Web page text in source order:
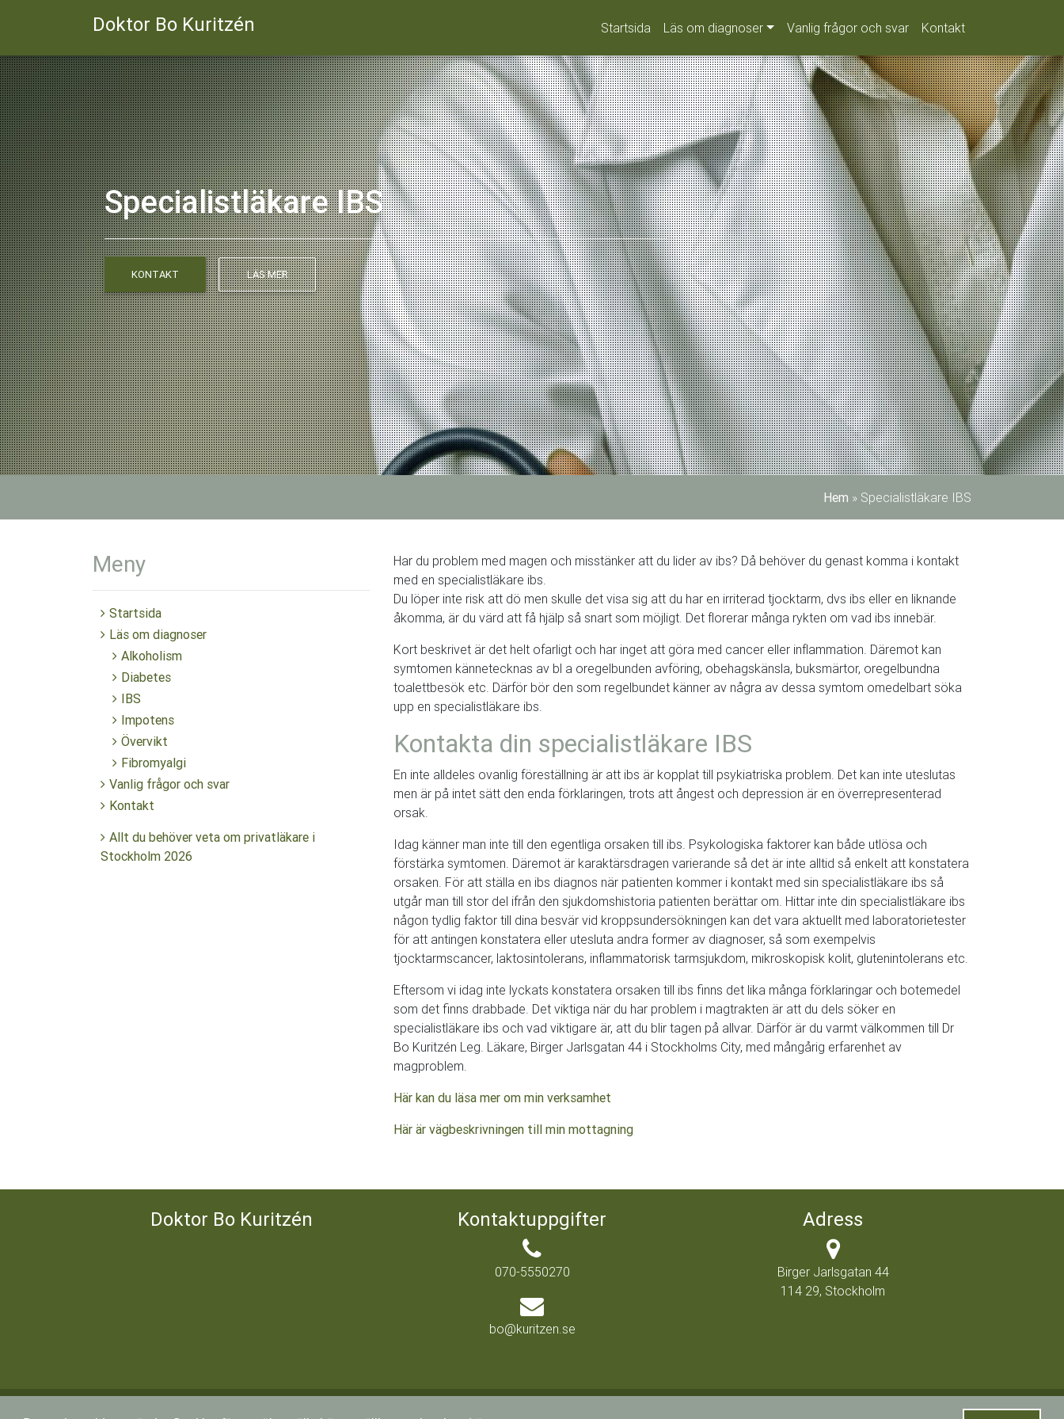
Doktor Bo Kuritzén Startsida Läs om diagnoser Vanlig frågor och svar Kontakt
Specialistläkare IBS
KONTAKT LÄS MER
Hem » Specialistläkare IBS
Meny
Startsida
Läs om diagnoser
Alkoholism
Diabetes
IBS
Impotens
Övervikt
Fibromyalgi
Vanlig frågor och svar
Kontakt
Allt du behöver veta om privatläkare i
Stockholm 2026
Har du problem med magen och misstänker att du lider av ibs? Då behöver du genast komma i kontakt
med en specialistläkare ibs.
Du löper inte risk att dö men skulle det visa sig att du har en irriterad tjocktarm, dvs ibs eller en liknande
åkomma, är du värd att få hjälp så snart som möjligt. Det florerar många rykten om vad ibs innebär.
Kort beskrivet är det helt ofarligt och har inget att göra med cancer eller inflammation. Däremot kan
symtomen kännetecknas av bl a oregelbunden avföring, obehagskänsla, buksmärtor, oregelbundna
toalettbesök etc. Därför bör den som regelbundet känner av några av dessa symtom omedelbart söka
upp en specialistläkare ibs.
Kontakta din specialistläkare IBS
En inte alldeles ovanlig föreställning är att ibs är kopplat till psykiatriska problem. Det kan inte uteslutas
men är på intet sätt den enda förklaringen, trots att ångest och depression är en överrepresenterad
orsak.
Idag känner man inte till den egentliga orsaken till ibs. Psykologiska faktorer kan både utlösa och
förstärka symtomen. Däremot är karaktärsdragen varierande så det är inte alltid så enkelt att konstatera
orsaken. För att ställa en ibs diagnos när patienten kommer i kontakt med sin specialistläkare ibs så
utgår man till stor del ifrån den sjukdomshistoria patienten berättar om. Hittar inte din specialistläkare ibs
någon tydlig faktor till dina besvär vid kroppsundersökningen kan det vara aktuellt med laboratorietester
för att antingen konstatera eller utesluta andra former av diagnoser, så som exempelvis
tjocktarmscancer, laktosintolerans, inflammatorisk tarmsjukdom, mikroskopisk kolit, glutenintolerans etc.
Eftersom vi idag inte lyckats konstatera orsaken till ibs finns det lika många förklaringar och botemedel
som det finns drabbade. Det viktiga när du har problem i magtrakten är att du dels söker en
specialistläkare ibs och vad viktigare är, att du blir tagen på allvar. Därför är du varmt välkommen till Dr
Bo Kuritzén Leg. Läkare, Birger Jarlsgatan 44 i Stockholms City, med mångårig erfarenhet av
magproblem.
Här kan du läsa mer om min verksamhet
Här är vägbeskrivningen till min mottagning
Doktor Bo Kuritzén Kontaktuppgifter
070-5550270
bo@kuritzen.se
Adress
Birger Jarlsgatan 44
114 29, Stockholm